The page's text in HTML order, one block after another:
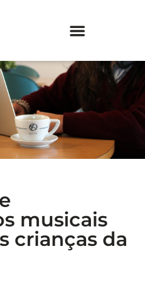
musicais
crianças da